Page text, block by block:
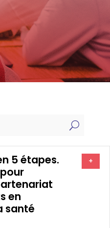
U
5 étapes.
en
santé
+